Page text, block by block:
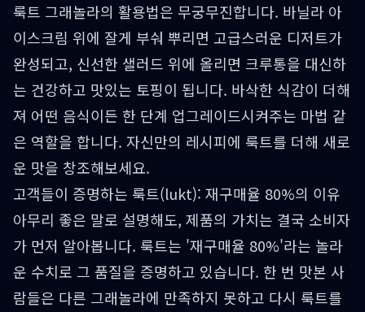
룩트 그래놀라의 활용법은 무궁무진합니다. 바닐라 아
이스크림 위에 잘게 부숴 뿌리면 고급스러운 디저트가
완성되고, 신선한 샐러드 위에 올리면 크루통을 대신하
는 건강하고 맛있는 토핑이 됩니다. 바삭한 식감이 더해
져 어떤 음식이든 한 단계 업그레이드시켜주는 마법 같
은 역할을 합니다. 자신만의 레시피에 룩트를 더해 새로
운 맛을 창조해보세요.
고객들이 증명하는 룩트(lukt): 재구매율 80%의 이유
아무리 좋은 말로 설명해도, 제품의 가치는 결국 소비자
가 먼저 알아봅니다. 룩트는 '재구매율 80%'라는 놀라
운 수치로 그 품질을 증명하고 있습니다. 한 번 맛본 사
람들은 다른 그래놀라에 만족하지 못하고 다시 룩트를